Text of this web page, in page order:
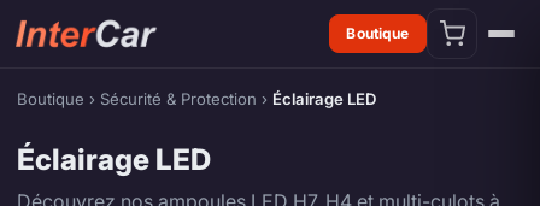
Boutique
Boutique › Sécurité & Protection › Éclairage LED
Éclairage LED